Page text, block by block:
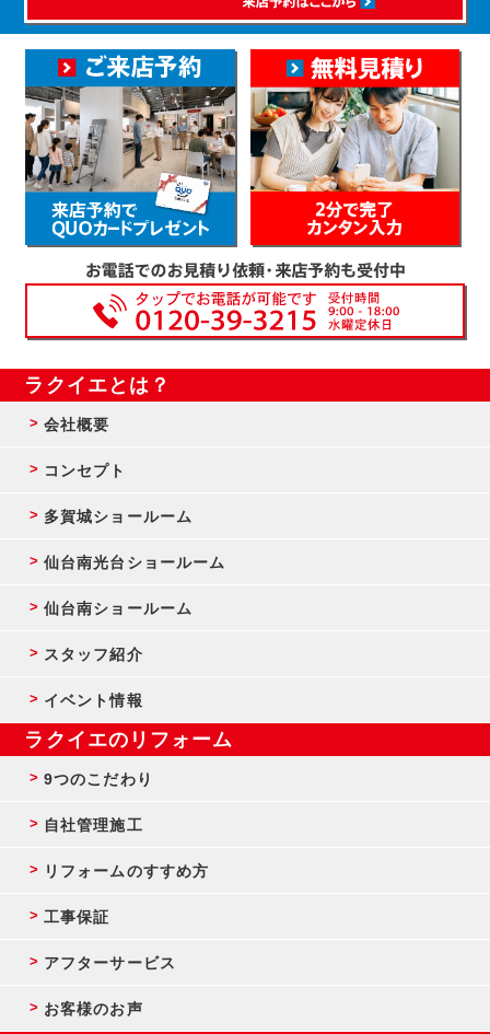
ラクイエとは？
会社概要
コンセプト
多賀城ショールーム
仙台南光台ショールーム
仙台南ショールーム
スタッフ紹介
イベント情報
ラクイエのリフォーム
9つのこだわり
自社管理施工
リフォームのすすめ方
工事保証
アフターサービス
お客様のお声